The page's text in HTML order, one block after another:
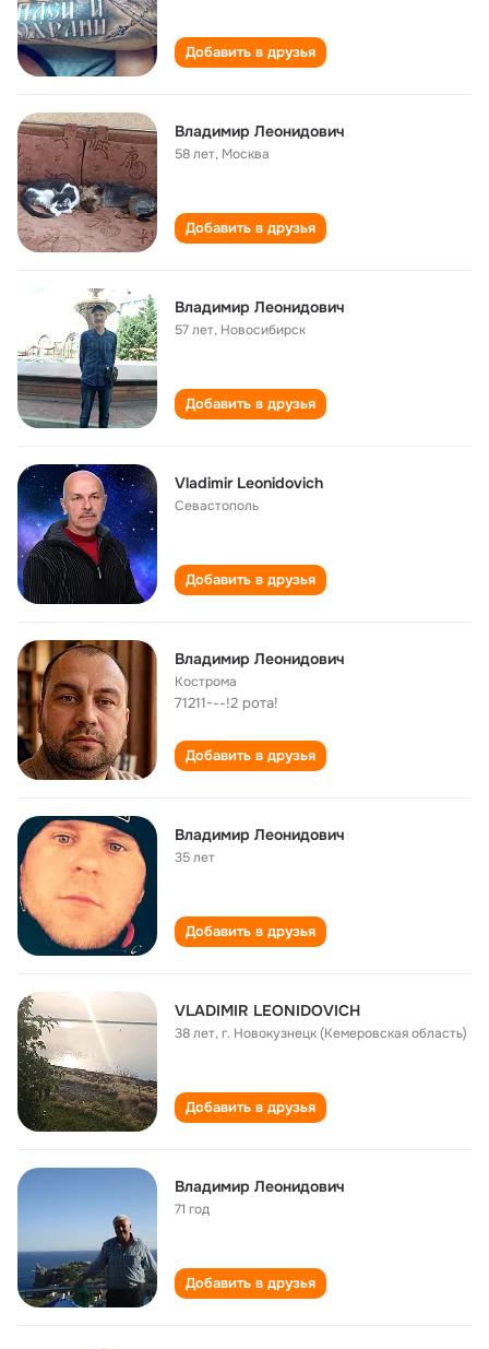
Добавить в друзья
Владимир Леонидович
58 лет, Москва
Добавить в друзья
Владимир Леонидович
57 лет, Новосибирск
Добавить в друзья
Vladimir Leonidovich
Севастополь
Добавить в друзья
Владимир Леонидович
Кострома
71211---!2 рота!
Добавить в друзья
Владимир Леонидович
35 лет
Добавить в друзья
VLADIMIR LEONIDOVICH
38 лет,г. Новокузнецк (Кемеровская область)
Добавить в друзья
Владимир Леонидович
71 год
Добавить в друзья